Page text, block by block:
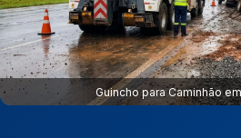
Guincho para Caminhão em